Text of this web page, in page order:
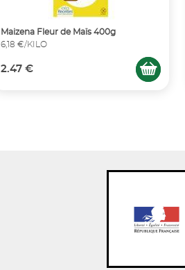
Maizena Fleur de Maïs 400g
6,18 €/KILO
2.47 €